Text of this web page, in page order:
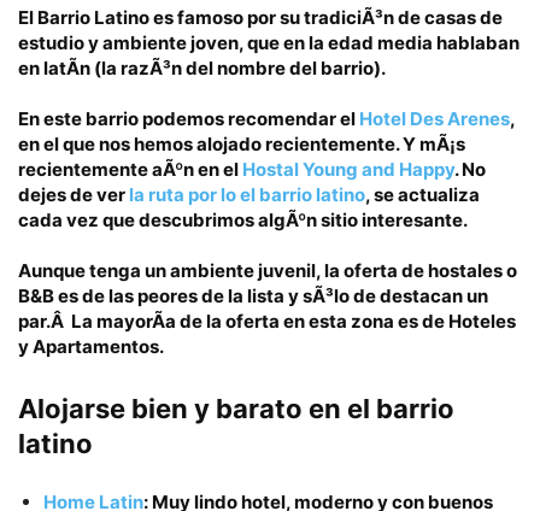
El Barrio Latino es famoso por su tradiciÃ³n decasas de
estudio y ambiente joven, que en la edad media hablaban
en latÃ­n (la razÃ³n del nombre del barrio).
En este barrio podemos recomendar el Hotel Des Arenes,
en el que nos hemos alojado recientemente. Y mÃ¡s
recientemente aÃºn en el Hostal Young and Happy. No
dejes de ver la ruta por lo el barrio latino, se actualiza
cada vez que descubrimos algÃºn sitio interesante.
Aunque tenga un ambiente juvenil,la oferta de hostales o
B&B es de las peores de la lista y sÃ³lo de destacan un
par.Â La mayorÃ­a de la oferta en esta zona es de Hoteles
y Apartamentos.
Alojarse bien y barato en el barrio
latino
Home Latin: Muy lindo hotel, moderno y con buenos